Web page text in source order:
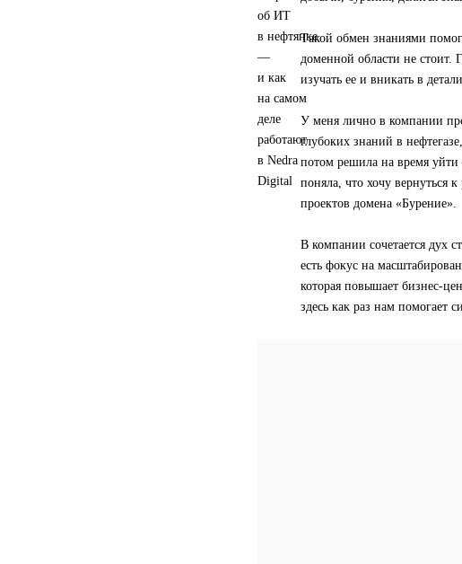
Такой обмен знаниями
доменной области не стоит.
изучать ее и вникать в детали.
У меня лично в компании
глубоких знаний в
потом решила на время уйти
поняла, что хочу вернуться
проектов домена «Бурение».
В компании сочетается дух
есть фокус на
которая повышает бизнес-
здесь как раз нам помогает